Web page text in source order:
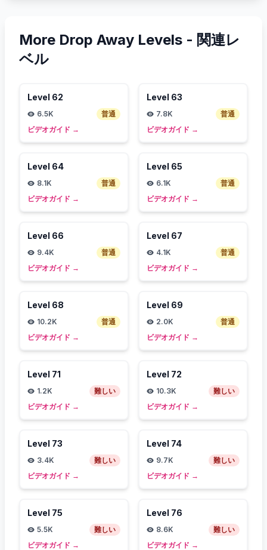
More Drop Away Levels - 関連レ
ベル
Level 62
6.5K
普通
ビデオガイド →
Level 63
7.8K
普通
ビデオガイド →
Level 64
8.1K
普通
ビデオガイド →
Level 65
6.1K
普通
ビデオガイド →
Level 66
9.4K
普通
ビデオガイド →
Level 67
4.1K
普通
ビデオガイド →
Level 68
10.2K
普通
ビデオガイド →
Level 69
2.0K
普通
ビデオガイド →
Level 71
1.2K
難しい
ビデオガイド →
Level 72
10.3K
難しい
ビデオガイド →
Level 73
3.4K
難しい
ビデオガイド →
Level 74
9.7K
難しい
ビデオガイド →
Level 75
5.5K
難しい
ビデオガイド →
Level 76
8.6K
難しい
ビデオガイド →